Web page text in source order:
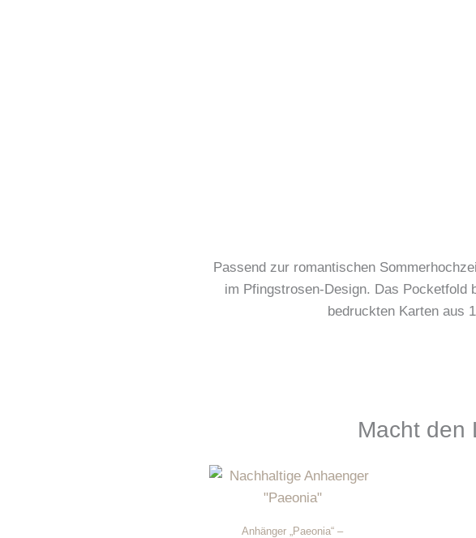
Passend zur romantischen
im Pfingstrosen-Design. Das Pocketfold
bedruckten Karten aus
Macht den
Anhänger „Paeonia“ –